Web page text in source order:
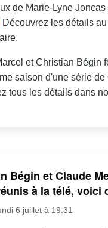
de Marie-Lyne
Découvrez les détails
et Christian Bégin
saison d'une série de
tous les détails dans
Bégin et Claude
à la télé, voici
6 juillet à 19:31